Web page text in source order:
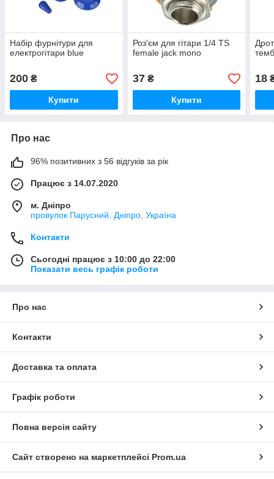
Набір фурнітури для
електрогітари blue
200 ₴
Купити
Роз'єм для гітари 1/4 TS
female jack mono
37₴
Купити
18
Про нас
96% позитивних з 56 відгуків за рік
Працює з 14.07.2020
м. Дніпро
провулок Парусний, Дніпро, Україна
Контакти
Сьогодні працює з 10:00 до 22:00
Показати весь графік роботи
Про нас
Контакти
Доставка та оплата
Графік роботи
Повна версія сайту
Сайт створено на маркетплейсі Prom.ua